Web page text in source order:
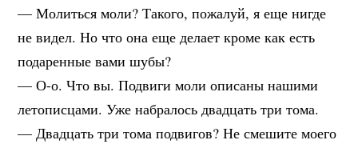
— Молиться моли? Такого, пожалуй, я еще нигде
не видел. Но что она еще делает кроме как есть
подаренные вами шубы?
— О-о. Что вы. Подвиги моли описаны нашими
летописцами. Уже набралось двадцать три тома.
— Двадцать три тома подвигов? Не смешите моего